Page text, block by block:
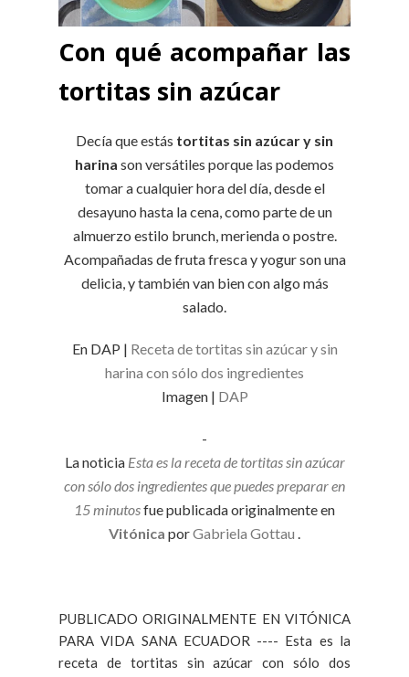
Con qué acompañar las
tortitas sin azúcar
Decía que estás tortitas sin azúcar y sin
harina son versátiles porque las podemos
tomar a cualquier hora del día, desde el
desayuno hasta la cena, como parte de un
almuerzo estilo brunch, merienda o postre.
Acompañadas de fruta fresca y yogur son una
delicia, y también van bien con algo más
salado.
En DAP | Receta de tortitas sin azúcar y sin
harina con sólo dos ingredientes
Imagen | DAP
-
La noticia Esta es la receta de tortitas sin azúcar
con sólo dos ingredientes que puedes preparar en
15 minutosfue publicada originalmente en
Vitónica porGabriela Gottau
PUBLICADO ORIGINALMENTE EN VITÓNICA
PARA VIDA SANA ECUADOR ---- Esta es la
receta de tortitas sin azúcar con sólo dos